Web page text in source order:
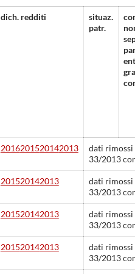
dich. redditi
situaz.
patr.
2016201520142013
dati rimossi
33/2013
201520142013
dati rimossi
33/2013
201520142013
dati rimossi
33/2013
201520142013
dati rimossi
33/2013